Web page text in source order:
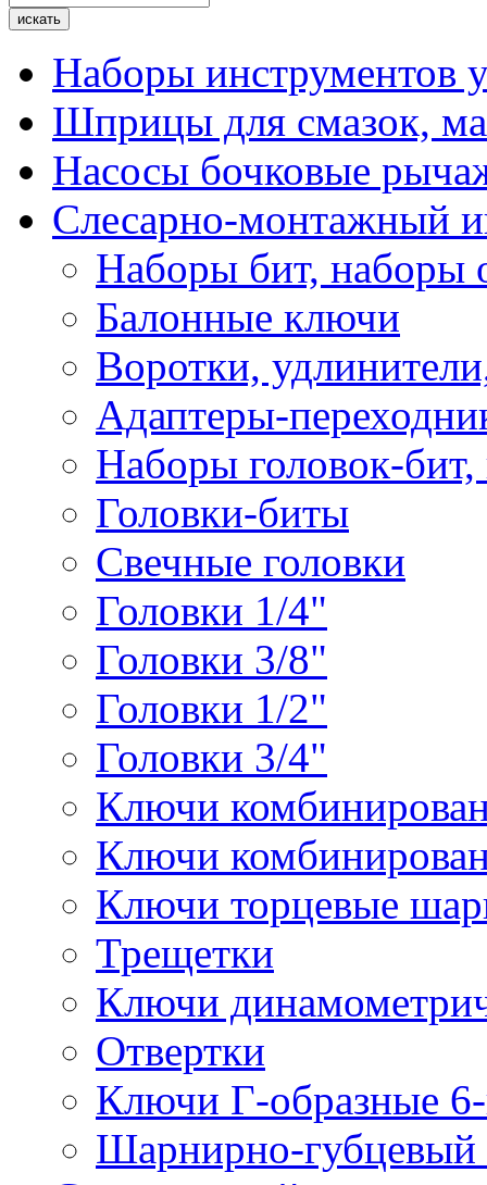
Наборы инструментов
Шприцы для смазок,
Насосы бочковые
Слесарно-монтажный
Наборы бит, наборы
Балонные ключи
Воротки,
Адаптеры-
Наборы головок-бит,
Головки-биты
Свечные головки
Головки 1/4"
Головки 3/8"
Головки 1/2"
Головки 3/4"
Ключи
Ключи
Ключи торцевые
Трещетки
Ключи
Отвертки
Ключи Г-образные
Шарнирно-губцевый